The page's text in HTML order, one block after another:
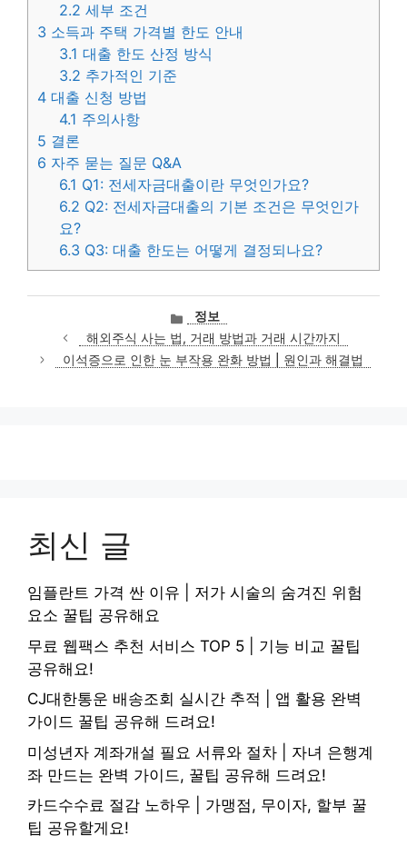
2.2 세부 조건
3 소득과 주택 가격별 한도 안내
3.1 대출 한도 산정 방식
3.2 추가적인 기준
4 대출 신청 방법
4.1 주의사항
5 결론
6 자주 묻는 질문 Q&A
6.1 Q1: 전세자금대출이란 무엇인가요?
6.2 Q2: 전세자금대출의 기본 조건은 무엇인가
요?
6.3 Q3: 대출 한도는 어떻게 결정되나요?
카
테
고
리
정보
해외주식 사는 법, 거래 방법과 거래 시간까지
이석증으로 인한 눈 부작용 완화 방법 | 원인과 해결법
최신 글
임플란트 가격 싼 이유 | 저가 시술의 숨겨진 위험
요소 꿀팁 공유해요
무료 웹팩스 추천 서비스 TOP 5 | 기능 비교 꿀팁
공유해요!
CJ대한통운 배송조회 실시간 추적 | 앱 활용 완벽
가이드 꿀팁 공유해 드려요!
미성년자 계좌개설 필요 서류와 절차 | 자녀 은행계
좌 만드는 완벽 가이드, 꿀팁 공유해 드려요!
카드수수료 절감 노하우 | 가맹점, 무이자, 할부 꿀
팁 공유할게요!